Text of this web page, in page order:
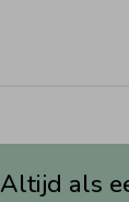
Altijd als